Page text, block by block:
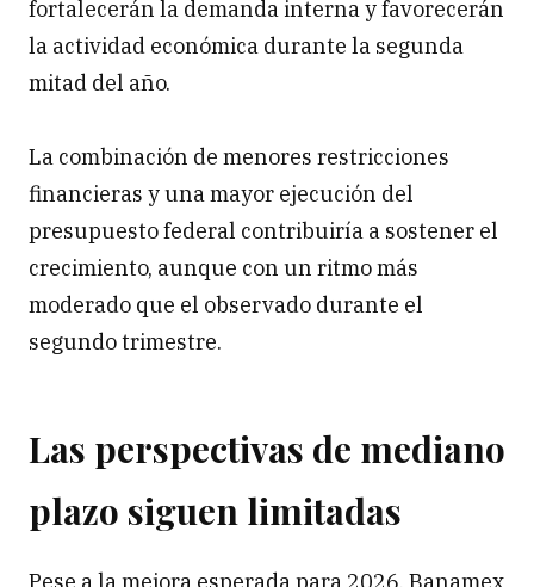
fortalecerán la demanda interna y favorecerán
la actividad económica durante la segunda
mitad del año.
La combinación de menores restricciones
financieras y una mayor ejecución del
presupuesto federal contribuiría a sostener el
crecimiento, aunque con un ritmo más
moderado que el observado durante el
segundo trimestre.
Las perspectivas de mediano
plazo siguen limitadas